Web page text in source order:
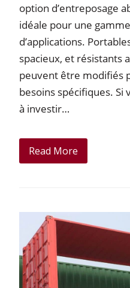
option d’entreposage
idéale pour une
d’applications.
spacieux, et résistants
peuvent être modifiés
besoins spécifiques. Si
à investir…
Read More